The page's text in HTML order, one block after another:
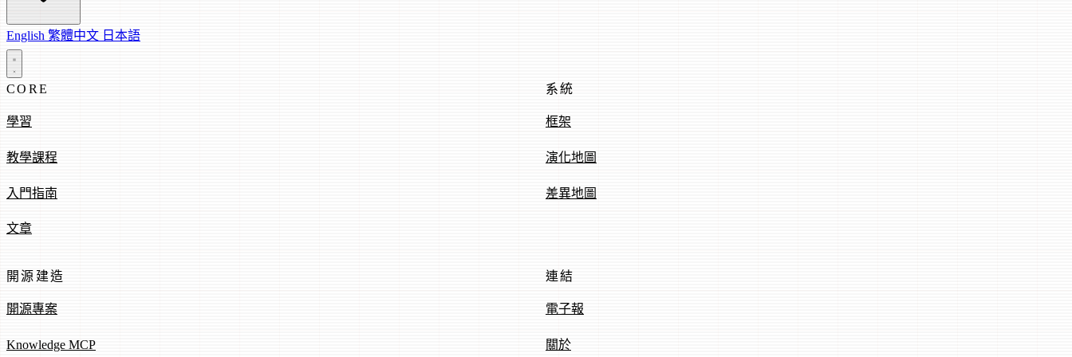
English 繁體中文 日本語
CORE
學習
教學課程
入門指南
文章
系統
框架
演化地圖
差異地圖
開源建造
開源專案
Knowledge MCP
連結
電子報
關於